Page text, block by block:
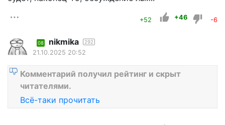
+52 +46 -6
08 nikmika 292
21.10.2025 20:52
Комментарий получил рейтинг и скрыт
читателями.
Всё-таки прочитать